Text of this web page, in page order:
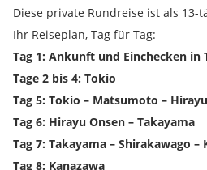
Diese private Rundreise ist als 13-
Ihr Reiseplan, Tag für Tag:
Tag 1: Ankunft und Einchecken in
Tage 2 bis 4: Tokio
Tag 5: Tokio – Matsumoto –
Tag 6: Hirayu Onsen – Takayama
Tag 7: Takayama – Shirakawago –
Tag 8: Kanazawa